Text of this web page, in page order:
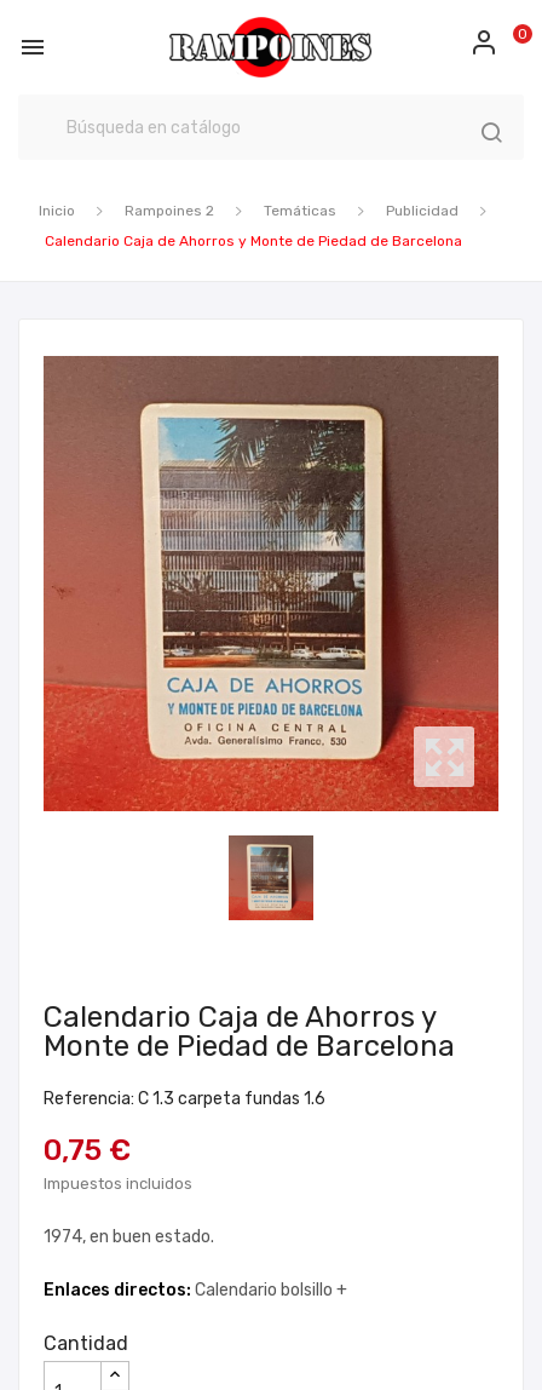
 0
Inicio Rampoines 2 Temáticas
Publicidad
Calendario Caja de Ahorros y Monte de Piedad de Barcelona
Calendario Caja de Ahorros y
Monte de Piedad de Barcelona
Referencia: C 1.3 carpeta fundas 1.6
0,75 €
Impuestos incluidos
1974, en buen estado.
Enlaces directos: Calendario bolsillo +
Cantidad